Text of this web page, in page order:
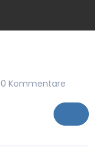
0 Kommentare